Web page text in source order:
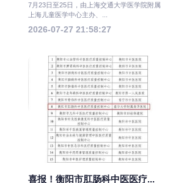
7月23日至25日，由上海交通大学医学院附属
上海儿童医学中心主办、...
2026-07-27 21:58:27
喜报！衡阳市肛肠科中医医疗...